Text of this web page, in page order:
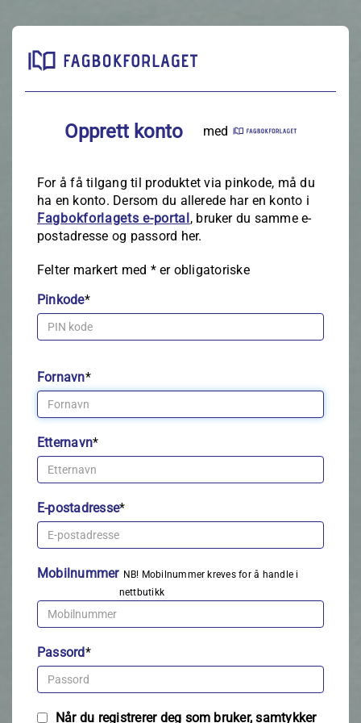
Opprett konto med
For å få tilgang til produktet via pinkode, må du
ha en konto. Dersom du allerede har en konto i
Fagbokforlagets e‑portal, bruker du samme e-
postadresse og passord her.
Felter markert med *er obligatoriske
Pinkode*
Fornavn*
Etternavn*
E-postadresse*
Mobilnummer NB! Mobilnummer kreves for å handle i
nettbutikk
Passord*
Når du registrerer deg som bruker, samtykker